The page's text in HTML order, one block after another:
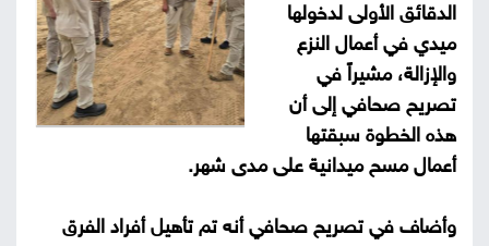
من
نحن
إتصل
بنا
البحث
الدقائق الأولى لدخولها
ميدي في أعمال النزع
والإزالة، مشيراً في
تصريح صحافي إلى أن
هذه الخطوة سبقتها
أعمال مسح ميدانية على مدى شهر.
وأضاف في تصريح صحافي أنه تم تأهيل أفراد الفرق